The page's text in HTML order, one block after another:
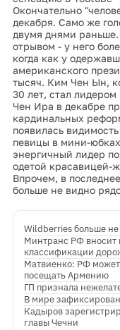
Окончательно
декабря. Само же
двумя днями
отрывом - у него
когда как у
американского
тысяч. Ким Чен Ын,
30 лет, стал
Чен Ира в декабре
кардинальных
появилась
певицы в мини-
энергичный лидер
одетой красавицей-
Впрочем, в
больше не видно
Wildberries больше
Минтранс РФ вносит
классификации
Матвиенко: РФ
посещать Армению
ГП признала
В мире
Кадыров
главы Чечни